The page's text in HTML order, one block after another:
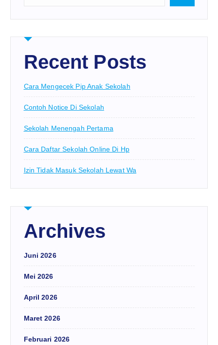
Recent Posts
Cara Mengecek Pip Anak Sekolah
Contoh Notice Di Sekolah
Sekolah Menengah Pertama
Cara Daftar Sekolah Online Di Hp
Izin Tidak Masuk Sekolah Lewat Wa
Archives
Juni 2026
Mei 2026
April 2026
Maret 2026
Februari 2026